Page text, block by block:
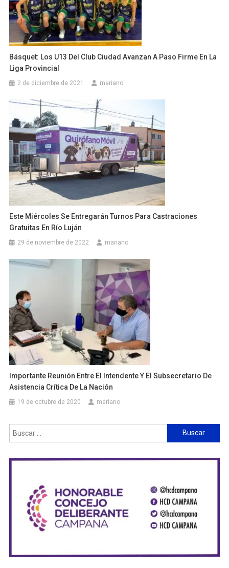
Básquet: Los U13 Del Club Ciudad Avanzan A Paso Firme En La
Liga Provincial
2 de diciembre de 2021 mariano
Este Miércoles Se Entregarán Turnos Para Castraciones
Gratuitas En Río Luján
29 de noviembre de 2022 mariano
Importante Reunión Entre El Intendente Y El Subsecretario De
Asistencia Crítica De La Nación
19 de octubre de 2020 mariano
Buscar: